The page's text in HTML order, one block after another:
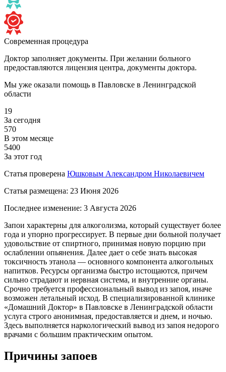
Современная процедура
Доктор заполняет документы. При желании больного
предоставляются лицензия центра, документы доктора.
Мы уже оказали помощь в Павловске в Ленинградской
области
19
За сегодня
570
В этом месяце
5400
За этот год
Статья проверена Юшковым Александром Николаевичем
Статья размещена: 23 Июня 2026
Последнее изменение: 3 Августа 2026
Запои характерны для алкоголизма, который существует более
года и упорно прогрессирует. В первые дни больной получает
удовольствие от спиртного, принимая новую порцию при
ослаблении опьянения. Далее дает о себе знать высокая
токсичность этанола — основного компонента алкогольных
напитков. Ресурсы организма быстро истощаются, причем
сильно страдают и нервная система, и внутренние органы.
Срочно требуется профессиональный вывод из запоя, иначе
возможен летальный исход. В специализированной клинике
«Домашний Доктор» в Павловске в Ленинградской области
услуга строго анонимная, предоставляется и днем, и ночью.
Здесь выполняется наркологический вывод из запоя недорого
врачами с большим практическим опытом.
Причины запоев